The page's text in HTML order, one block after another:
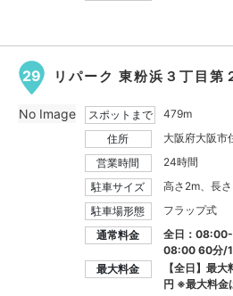
29 リパーク 東粉浜３丁目第
スポットまで
479m
住所
大阪府大阪市
営業時間
24時間
駐車サイズ
高さ2m、長
駐車場形態
フラップ式
通常料金
全日：
08:00 60分/
最大料金
【全日】最
円 ※最大料金
No Image